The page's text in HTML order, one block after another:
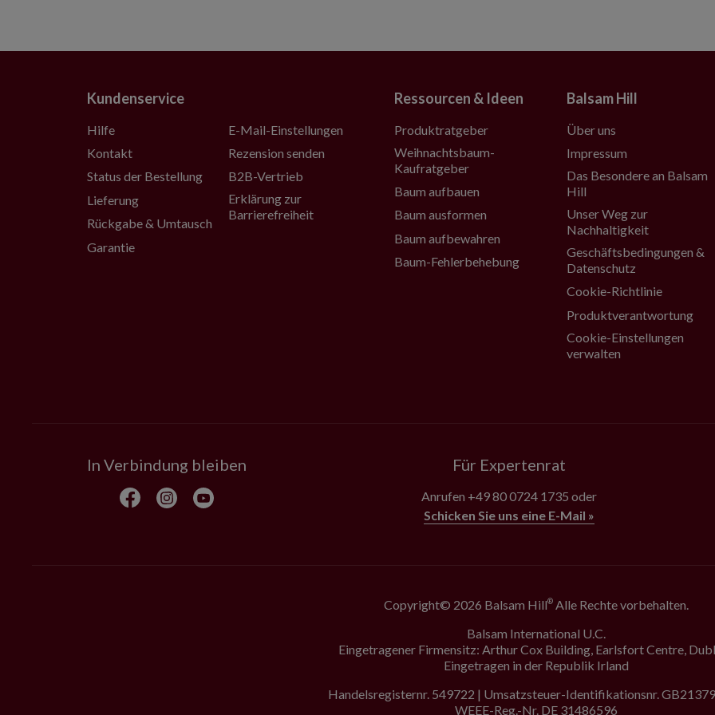
Kundenservice
Hilfe
Kontakt
Status der Bestellung
Lieferung
Rückgabe & Umtausch
Garantie
E-Mail-Einstellungen
Rezension senden
B2B-Vertrieb
Erklärung zur
Barrierefreiheit
Ressourcen & Ideen
Produktratgeber
Weihnachtsbaum-
Kaufratgeber
Baum aufbauen
Baum ausformen
Baum aufbewahren
Baum-Fehlerbehebung
Balsam Hill
Über uns
Impressum
Das Besondere an Balsam
Hill
Unser Weg zur
Nachhaltigkeit
Geschäftsbedingungen &
Datenschutz
Cookie-Richtlinie
Produktverantwortung
Cookie-Einstellungen
verwalten
In Verbindung bleiben Für Expertenrat
Anrufen +49 80 0724 1735 oder
Schicken Sie uns eine E-Mail »
Copyright© 2026 Balsam Hill® Alle Rechte vorbehalten.
Balsam International U.C.
Eingetragener Firmensitz: Arthur Cox Building, Earlsfort Centre,
Eingetragen in der Republik Irland
Handelsregisternr. 549722 | Umsatzsteuer-Identifikationsnr.
WEEE-Reg.-Nr. DE 31486596